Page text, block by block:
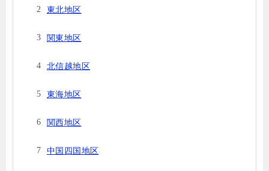
東北地区
関東地区
北信越地区
東海地区
関西地区
中国四国地区